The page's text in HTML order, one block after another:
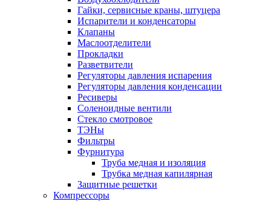
Гайки, сервисные краны, штуцера
Испарители и конденсаторы
Клапаны
Маслоотделители
Прокладки
Разветвители
Регуляторы давления испарения
Регуляторы давления конденсации
Ресиверы
Соленоидные вентили
Стекло смотровое
ТЭНы
Фильтры
Фурнитура
Труба медная и изоляция
Трубка медная капилярная
Защитные решетки
Компрессоры